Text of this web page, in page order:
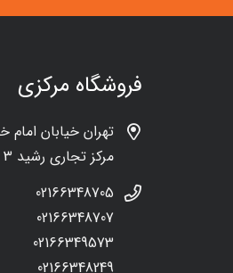
فروشگاه مرکزی
تهران خیابان امام
مرکز تجاری رشید 3 طبقه زیر همکف پلاک 12
02166348705
02166348707
02166349573
02166348249